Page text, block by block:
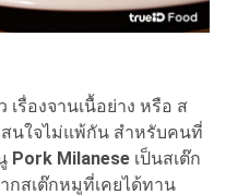
รื่องจานเนื้อย่าง หรือ ส
สนใจไม่แพ้กัน สำหรับคนที่
Pork Milanese เป็นสเต๊ก
สเต๊กหมูที่เคยได้ทาน